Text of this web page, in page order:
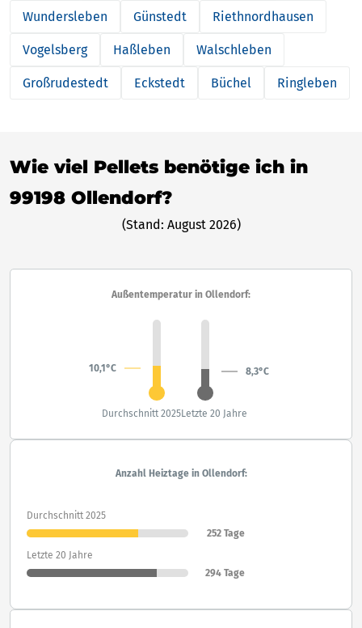
Wundersleben Günstedt Riethnordhausen
Vogelsberg Haßleben Walschleben
Großrudestedt Eckstedt Büchel Ringleben
Wie viel Pellets benötige ich in
99198 Ollendorf?
(Stand: August 2026)
Außentemperatur in Ollendorf:
10,1°C 8,3°C
Durchschnitt 2025Letzte 20 Jahre
Anzahl Heiztage in Ollendorf:
Durchschnitt 2025
252 Tage
Letzte 20 Jahre
294 Tage